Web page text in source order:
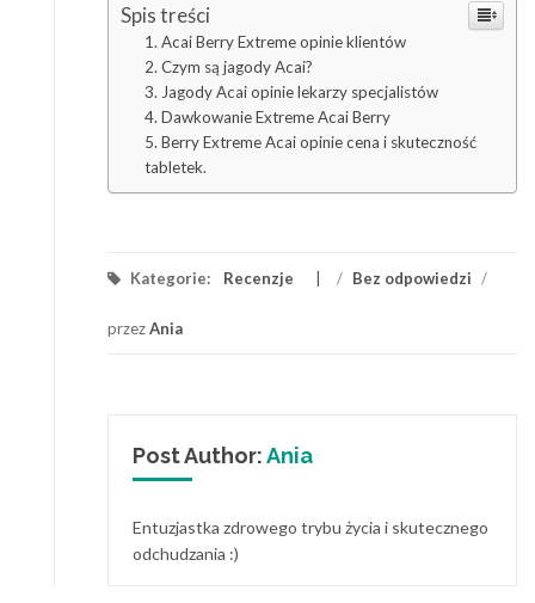
Spis treści
Acai Berry Extreme opinie klientów
Czym są jagody Acai?
Jagody Acai opinie lekarzy specjalistów
Dawkowanie Extreme Acai Berry
Berry Extreme Acai opinie cena i skuteczność
tabletek.
Kategorie: Recenzje / Bez odpowiedzi /
przezAnia
Post Author:Ania
Entuzjastka zdrowego trybu życia i skutecznego
odchudzania :)